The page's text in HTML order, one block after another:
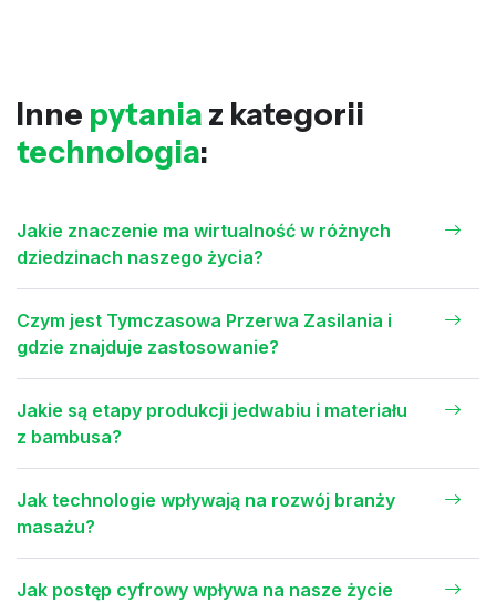
Inne pytania z kategorii
technologia:
Jakie znaczenie ma wirtualność w różnych
dziedzinach naszego życia?
Czym jest Tymczasowa Przerwa Zasilania i
gdzie znajduje zastosowanie?
Jakie są etapy produkcji jedwabiu i materiału
z bambusa?
Jak technologie wpływają na rozwój branży
masażu?
Jak postęp cyfrowy wpływa na nasze życie